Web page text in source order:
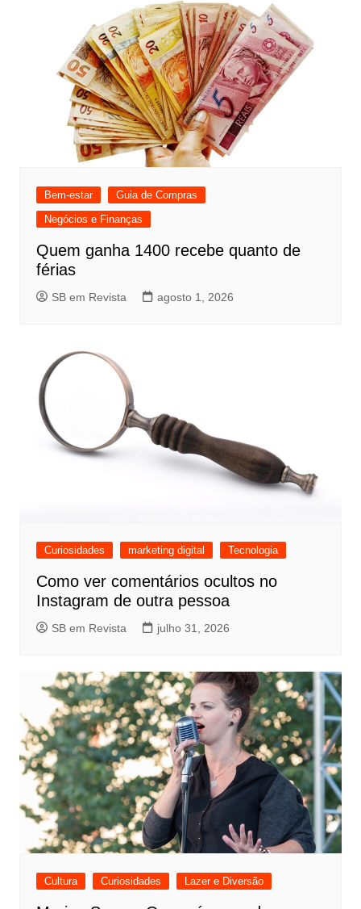
Bem-estar
Guia de Compras
Negócios e Finanças
Quem ganha 1400 recebe quanto de
férias
SB em Revista agosto 1, 2026
Curiosidades marketing digital Tecnologia
Como ver comentários ocultos no
Instagram de outra pessoa
SB em Revista julho 31, 2026
Cultura Curiosidades Lazer e Diversão